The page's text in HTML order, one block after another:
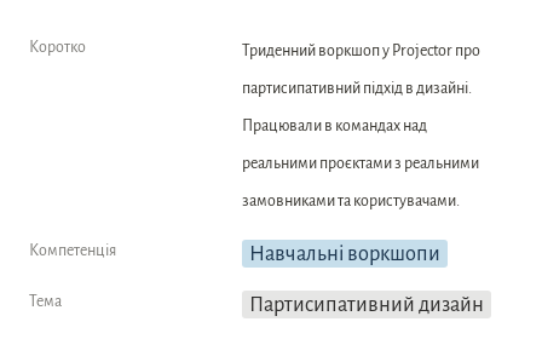
Коротко Триденний воркшоп у Projector про
партисипативний підхід в дизайні.
Працювали в командах над
реальними проєктами з реальними
замовниками та користувачами.
Компетенція Навчальні воркшопи
Тема Партисипативний дизайн